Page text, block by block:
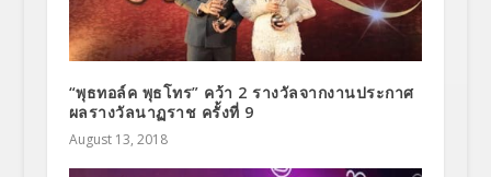
“พุธทอล์ค พุธโทร” คว้า 2 รางวัลจากงานประกาศ
ผลรางวัลนาฏราช ครั้งที่ 9
August 13, 2018